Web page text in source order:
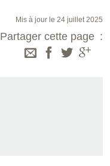
Mis à jour le 24 juillet 2025
Partager cette page